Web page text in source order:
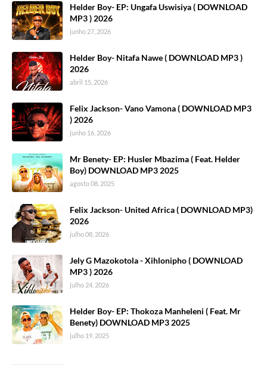
Helder Boy- EP: Ungafa Uswisiya ( DOWNLOAD
MP3 ) 2026
junho 27, 2026
Helder Boy- Nitafa Nawe ( DOWNLOAD MP3 )
2026
abril 15, 2026
Felix Jackson- Vano Vamona ( DOWNLOAD MP3
) 2026
junho 16, 2026
Mr Benety- EP: Husler Mbazima ( Feat. Helder
Boy) DOWNLOAD MP3 2025
agosto 08, 2025
Felix Jackson- United Africa ( DOWNLOAD MP3)
2026
julho 08, 2026
Jely G Mazokotola - Xihlonipho ( DOWNLOAD
MP3 ) 2026
julho 24, 2026
Helder Boy- EP: Thokoza Manheleni ( Feat. Mr
Benety) DOWNLOAD MP3 2025
julho 19, 2025